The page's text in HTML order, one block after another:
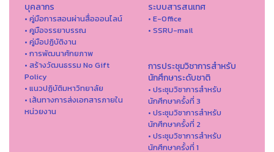
บุคลากร
• คู่มือการสอนผ่านสื่อออนไลน์
• คูมือจรรยาบรรณ
• คู่มือปฏิบัติงาน
• การพัฒนาศักยภาพ
• สร้างวัฒนธรรม No Gift
Policy
• แนวปฏิบัติมหาวิทยาลัย
• เส้นทางการส่งเอกสารภายใน
หน่วยงาน
ระบบสารสนเทศ
• E-Office
• SSRU-mail
การประชุมวิชาการสำหรับ
นักศึกษาระดับชาติ
• ประชุมวิชาการสำหรับ
นักศึกษาครั้งที่ 3
• ประชุมวิชาการสำหรับ
นักศึกษาครั้งที่ 2
• ประชุมวิชาการสำหรับ
นักศึกษาครั้งที่ 1